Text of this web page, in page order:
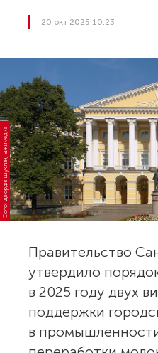
20 окт 2025 10:23
Фото: Джордж Шуклин, Викимедиа
Правительство
утвердило
в 2025 году двух
поддержки
в